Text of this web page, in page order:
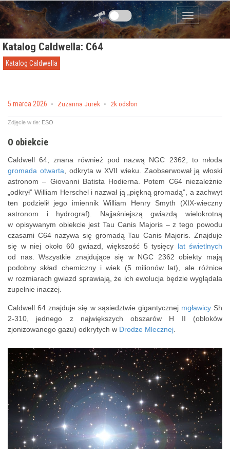
Przejdź do zawartości
Menu
Katalog Caldwella: C64
Katalog Caldwella
Posted on
5 marca 2026 by Zuzanna Jurek 2k odsłon
Zdjęcie w tle: ESO
O obiekcie
Caldwell 64, znana również pod nazwą NGC 2362, to młoda
gromada otwarta , odkryta w XVII wieku. Zaobserwował ją włoski
astronom – Giovanni Batista Hodierna. Potem C64 niezależnie
„odkrył” William Herschel i nazwał ją „piękną gromadą”, a zachwyt
ten podzielił jego imiennik William Henry Smyth (XIX-wieczny
astronom i hydrograf). Najjaśniejszą gwiazdą wielokrotną
w opisywanym obiekcie jestTau Canis Majoris – z tego powodu
czasami C64 nazywa się gromadą Tau Canis Majoris. Znajduje
się w niej około 60 gwiazd, większość 5 tysięcy lat świetlnych
od nas. Wszystkie znajdujące się w NGC 2362 obiekty mają
podobny skład chemiczny i wiek (5 milionów lat), ale różnice
w rozmiarach gwiazd sprawiają, że ich ewolucja będzie wyglądała
zupełnie inaczej.
Caldwell 64 znajduje się w sąsiedztwie gigantycznej mgławicySh
2-310, jednego z największych obszarów H II (obłoków
zjonizowanego gazu) odkrytych w Drodze Mlecznej